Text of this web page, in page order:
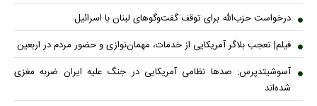
درخواست حزب‌الله برای توقف گفت‌وگوهای لبنان با اسرائیل
فیلم| تعجب بلاگر آمریکایی از خدمات، مهمان‌نوازی و حضور مردم در اربعین
آسوشیتدپرس: صدها نظامی آمریکایی در جنگ علیه ایران ضربه مغزی
شده‌اند